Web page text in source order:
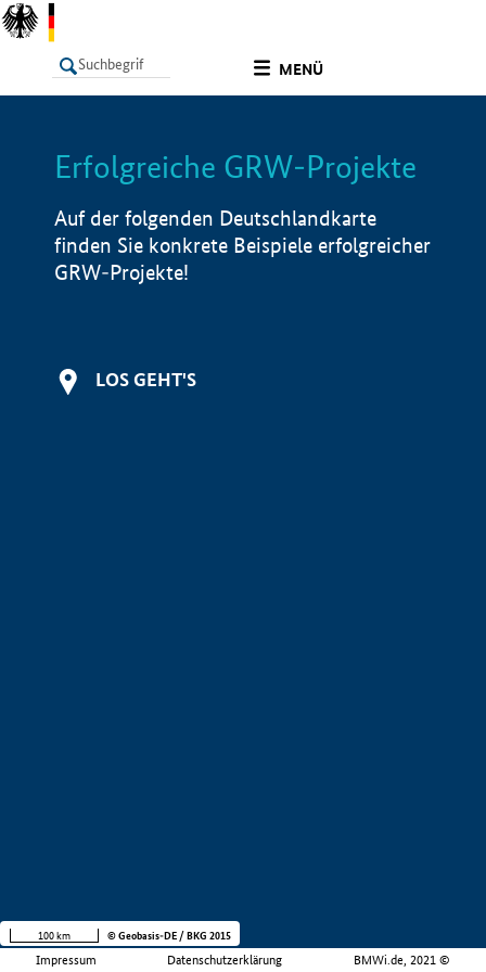
MENÜ
LISTE Info
Erfolgreiche GRW-Projekte
Auf der folgenden Deutschlandkarte
finden Sie konkrete Beispiele erfolgreicher
GRW-Projekte!
LOS GEHT'S
Impressum Datenschutzerklärung BMWi.de, 2021 ©
100 km © Geobasis-DE / BKG 2015